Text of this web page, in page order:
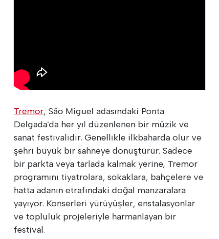
Tremor, São Miguel adasındaki Ponta
Delgada'da her yıl düzenlenen bir müzik ve
sanat festivalidir. Genellikle ilkbaharda olur ve
şehri büyük bir sahneye dönüştürür. Sadece
bir parkta veya tarlada kalmak yerine, Tremor
programını tiyatrolara, sokaklara, bahçelere ve
hatta adanın etrafındaki doğal manzaralara
yayıyor. Konserleri yürüyüşler, enstalasyonlar
ve topluluk projeleriyle harmanlayan bir
festival.